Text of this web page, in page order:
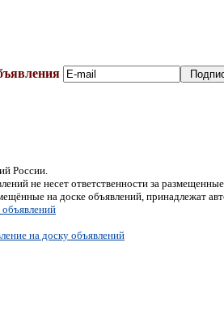
России.
не несет ответственности за
на доске объявлений, принадлежат
на доску объявлений